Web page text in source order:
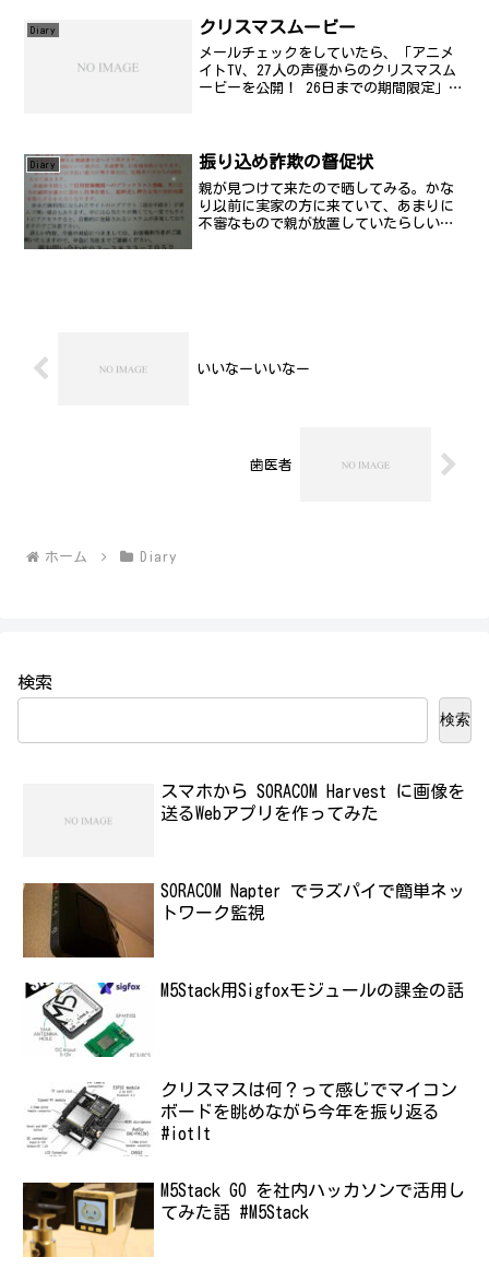
Diary クリスマスムービー
メールチェックをしていたら、「アニメ
イトTV、27人の声優からのクリスマスム
ービーを公開！ 26日までの期間限定」と
見れない...
Diary 振り込め詐欺の督促状
親が見つけて来たので晒してみる。かな
り以前に実家の方に来ていて、あまりに
不審なもので親が放置していたらしい
いいなーいいなー
歯医者
ホーム Diary
検索
検索
スマホから SORACOM Harvest に画像を
送るWebアプリを作ってみた
SORACOM Napter でラズパイで簡単ネッ
トワーク監視
M5Stack用Sigfoxモジュールの課金の話
クリスマスは何？って感じでマイコン
ボードを眺めながら今年を振り返る
#iotlt
M5Stack GO を社内ハッカソンで活用し
てみた話 #M5Stack